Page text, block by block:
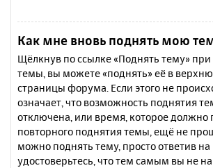
Как мне вновь поднять мою
Щёлкнув по ссылке «Поднять тему»
темы, вы можете «поднять» её в
страницы форума. Если этого не
означает, что возможность поднятия
отключена, или время, которое должно
повторного поднятия темы, ещё не
можно поднять тему, просто ответив на
удостоверьтесь, что тем самым вы не